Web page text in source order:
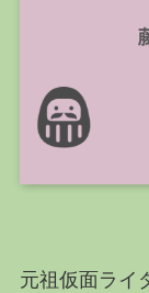
元祖仮面ライ